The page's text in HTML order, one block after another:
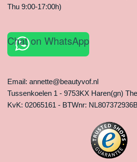
Thu 9:00-17:00h)
Chat on WhatsApp
Email: annette@beautyvof.nl
Tussenkoelen 1 - 9753KX Haren(gn)
KvK: 02065161 - BTWnr: